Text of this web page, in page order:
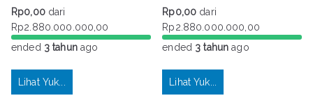
Rp0,00dari
Rp2.880.000.000,00
ended 3 tahunago
Lihat Yuk...
Rp0,00 dari
Rp2.880.000.000,00
ended 3 tahun ago
Lihat Yuk...